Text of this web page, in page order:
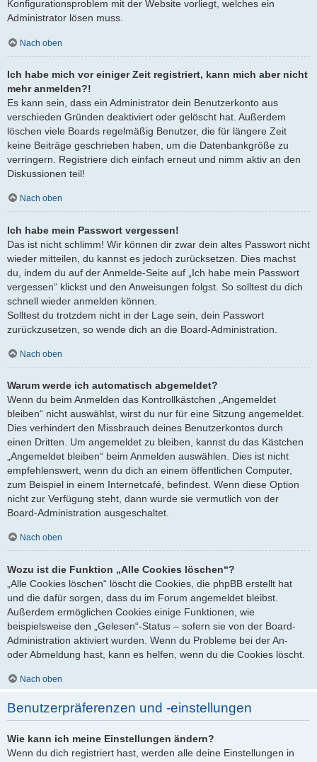
Konfigurationsproblem mit der Website vorliegt, welches ein
Administrator lösen muss.
Nach oben
Ich habe mich vor einiger Zeit registriert, kann mich aber nicht
mehr anmelden?!
Es kann sein, dass ein Administrator dein Benutzerkonto aus
verschieden Gründen deaktiviert oder gelöscht hat. Außerdem
löschen viele Boards regelmäßig Benutzer, die für längere Zeit
keine Beiträge geschrieben haben, um die Datenbankgröße zu
verringern. Registriere dich einfach erneut und nimm aktiv an den
Diskussionen teil!
Nach oben
Ich habe mein Passwort vergessen!
Das ist nicht schlimm! Wir können dir zwar dein altes Passwort nicht
wieder mitteilen, du kannst es jedoch zurücksetzen. Dies machst
du, indem du auf der Anmelde-Seite auf „Ich habe mein Passwort
vergessen“ klickst und den Anweisungen folgst. So solltest du dich
schnell wieder anmelden können.
Solltest du trotzdem nicht in der Lage sein, dein Passwort
zurückzusetzen, so wende dich an die Board-Administration.
Nach oben
Warum werde ich automatisch abgemeldet?
Wenn du beim Anmelden das Kontrollkästchen „Angemeldet
bleiben“ nicht auswählst, wirst du nur für eine Sitzung angemeldet.
Dies verhindert den Missbrauch deines Benutzerkontos durch
einen Dritten. Um angemeldet zu bleiben, kannst du das Kästchen
„Angemeldet bleiben“ beim Anmelden auswählen. Dies ist nicht
empfehlenswert, wenn du dich an einem öffentlichen Computer,
zum Beispiel in einem Internetcafé, befindest. Wenn diese Option
nicht zur Verfügung steht, dann wurde sie vermutlich von der
Board-Administration ausgeschaltet.
Nach oben
Wozu ist die Funktion „Alle Cookies löschen“?
„Alle Cookies löschen“ löscht die Cookies, die phpBB erstellt hat
und die dafür sorgen, dass du im Forum angemeldet bleibst.
Außerdem ermöglichen Cookies einige Funktionen, wie
beispielsweise den „Gelesen“-Status – sofern sie von der Board-
Administration aktiviert wurden. Wenn du Probleme bei der An-
oder Abmeldung hast, kann es helfen, wenn du die Cookies löscht.
Nach oben
Benutzerpräferenzen und -einstellungen
Wie kann ich meine Einstellungen ändern?
Wenn du dich registriert hast, werden alle deine Einstellungen in